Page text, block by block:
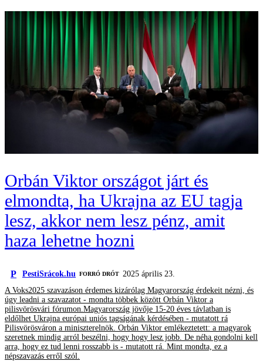
Orbán Viktor országot járt és
elmondta, ha Ukrajna az EU tagja
lesz, akkor nem lesz pénz, amit
haza lehetne hozni
P PestiSrácok.hu FORRÓ DRÓT 2025 április 23.
A Voks2025 szavazáson érdemes kizárólag Magyarország érdekeit nézni, és
úgy leadni a szavazatot - mondta többek között Orbán Viktor a
pilisvörösvári fórumon.Magyarország jövője 15-20 éves távlatban is
eldőlhet Ukrajna európai uniós tagságának kérdésében - mutatott rá
Pilisvörösváron a miniszterelnök. Orbán Viktor emlékeztetett: a magyarok
szeretnek mindig arról beszélni, hogy hogy lesz jobb. De néha gondolni kell
arra, hogy ez tud lenni rosszabb is - mutatott rá. Mint mondta, ez a
népszavazás erről szól.